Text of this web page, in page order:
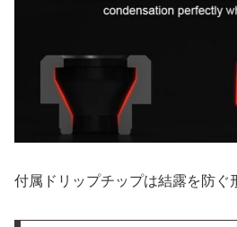
付属ドリップチップは結露を防ぐ